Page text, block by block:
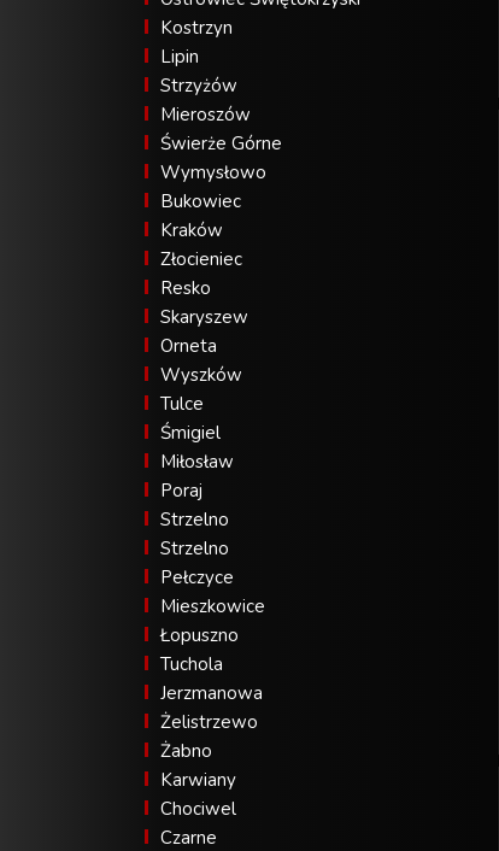
Kostrzyn
Lipin
Strzyżów
Mieroszów
Świerże Górne
Wymysłowo
Bukowiec
Kraków
Złocieniec
Resko
Skaryszew
Orneta
Wyszków
Tulce
Śmigiel
Miłosław
Poraj
Strzelno
Strzelno
Pełczyce
Mieszkowice
Łopuszno
Tuchola
Jerzmanowa
Żelistrzewo
Żabno
Karwiany
Chociwel
Czarne